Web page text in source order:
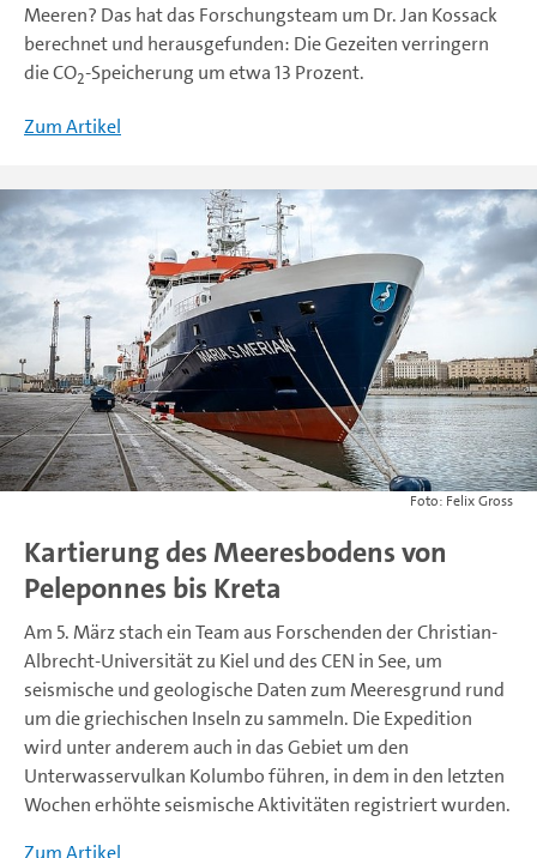
Meeren? Das hat das Forschungsteam um Dr. Jan Kossack
berechnet und herausgefunden: Die Gezeiten verringern
die CO2-Speicherung um etwa 13 Prozent.
Zum Artikel
Felix Gross
Kartierung des Meeresbodens von
Peleponnes bis Kreta
Am 5. März stach ein Team aus Forschenden der Christian-
Albrecht-Universität zu Kiel und des CEN in See, um
seismische und geologische Daten zum Meeresgrund rund
um die griechischen Inseln zu sammeln. Die Expedition
wird unter anderem auch in das Gebiet um den
Unterwasservulkan Kolumbo führen, in dem in den letzten
Wochen erhöhte seismische Aktivitäten registriert wurden.